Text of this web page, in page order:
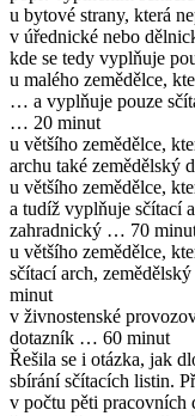
u bytové strany, která
v úřednické nebo
kde se tedy vyplňuje
u malého zemědělce,
… a vyplňuje pouze
… 20 minut
u většího zemědělce,
archu také
u většího zemědělce,
a tudíž vyplňuje sčítací
zahradnický … 70
u většího zemědělce,
sčítací arch,
minut
v živnostenské
dotazník … 60 minut
Řešila se i otázka, jak
sbírání sčítacích listin.
v počtu pěti pracovních